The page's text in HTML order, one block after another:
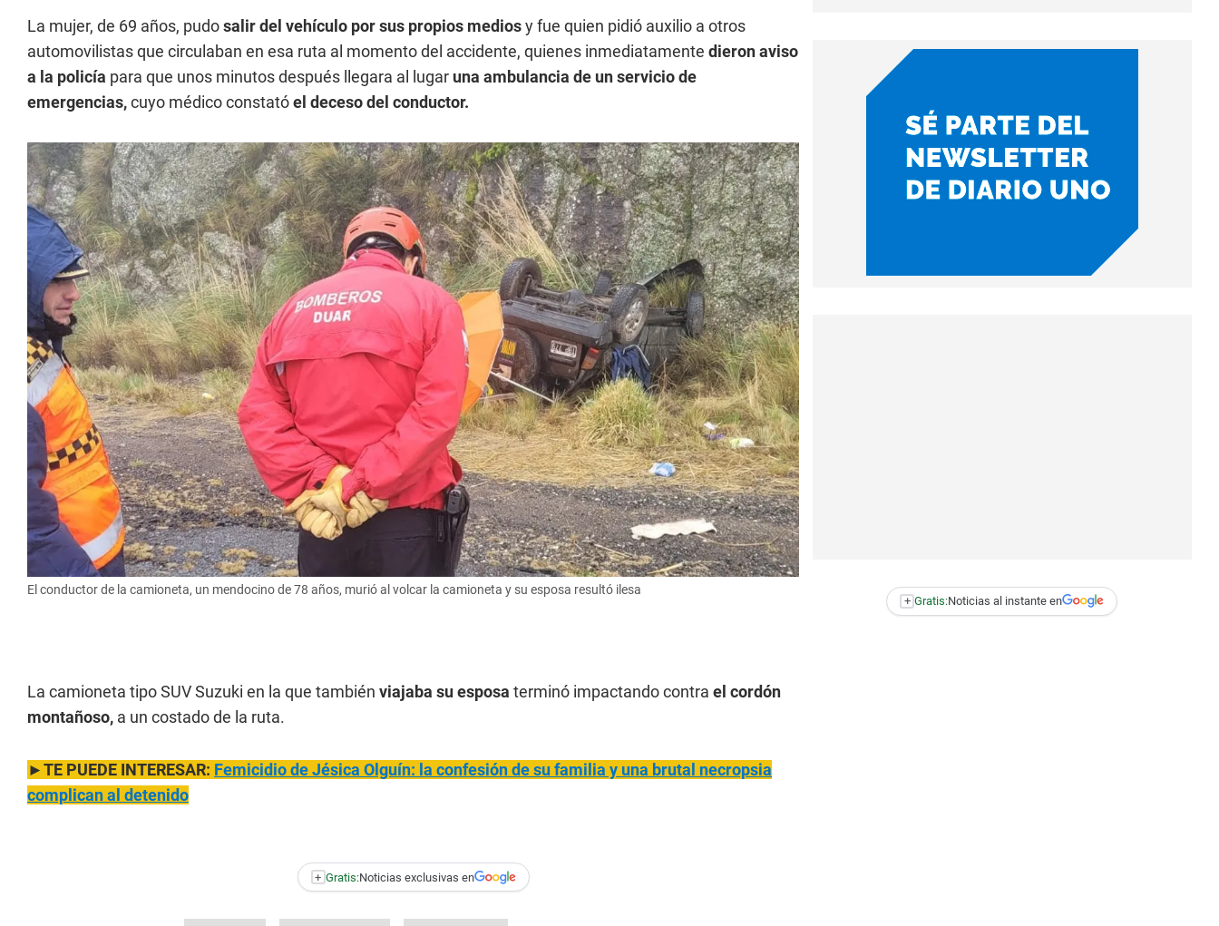
La mujer, de 69 años, pudosalir del vehículo por sus propios mediosy fue quien pidió auxilio a otros
automovilistas que circulaban en esa ruta al momento del accidente, quienes inmediatamente dieron aviso
a la policía para que unos minutos después llegara al lugar una ambulancia de un servicio de
emergencias,cuyo médico constatóel deceso del conductor.
El conductor de la camioneta, un mendocino de 78 años, murió al volcar la camioneta y su esposa resultó ilesa
La camioneta tipo SUV Suzuki en la que también viajaba su esposa terminó impactando contra el cordón
montañoso, a un costado de la ruta.
►TE PUEDE INTERESAR: Femicidio de Jésica Olguín: la confesión de su familia y una brutal necropsia
complican al detenido
+ Gratis:Noticias exclusivas en
+ Gratis:Noticias al instante en